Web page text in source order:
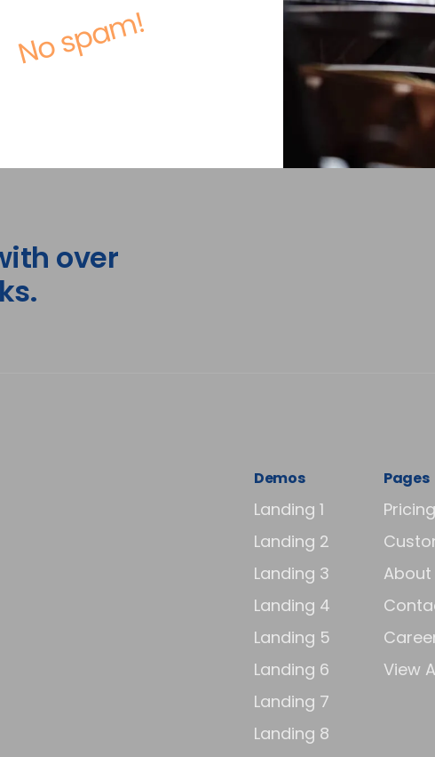
No spam!
over
Demos
Landing 1
Landing 2
Landing 3
Landing 4
Landing 5
Landing 6
Landing 7
Landing 8
Pages
Pricing
About
View